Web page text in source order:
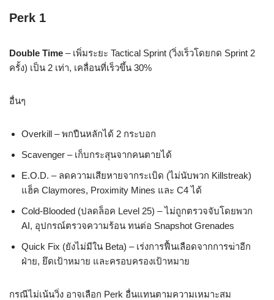
Perk 1
Double Time – เพิ่มระยะ Tactical Sprint (วิ่งเร็วโดยกด Sprint 2
ครั้ง) เป็น 2 เท่า, เคลื่อนที่เร็วขึ้น 30%
อื่นๆ
Overkill – พกปืนหลักได้ 2 กระบอก
Scavenger – เก็บกระสุนจากคนตายได้
E.O.D. – ลดความเสียหายจากระเบิด (ไม่นับพวก Killstreak)
แฮ็ค Claymores, Proximity Mines และ C4 ได้
Cold-Blooded (ปลดล็อค Level 25) – ไม่ถูกตรวจจับโดยพวก
AI, อุปกรณ์ตรวจความร้อน ทนต่อ Snapshot Grenades
Quick Fix (ยังไม่มีใน Beta) – เร่งการฟื้นเลือดจากการฆ่าอีก
ฝ่าย, ยึดเป้าหมาย และครอบครองเป้าหมาย
กรณีไม่เน้นวิ่ง อาจเลือก Perk อื่นแทนตามความเหมาะสม